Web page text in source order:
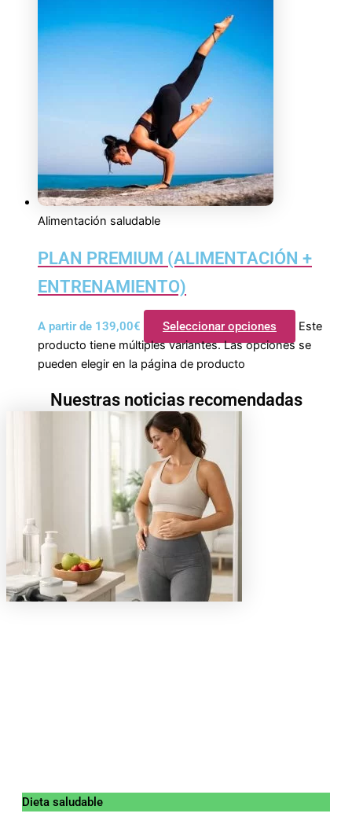
Alimentación saludable
PLAN PREMIUM (ALIMENTACIÓN +
ENTRENAMIENTO)
A partir de 139,00€ Seleccionar opciones
Este
producto tiene múltiples variantes. Las opciones se
pueden elegir en la página de producto
Nuestras noticias recomendadas
Dieta saludable